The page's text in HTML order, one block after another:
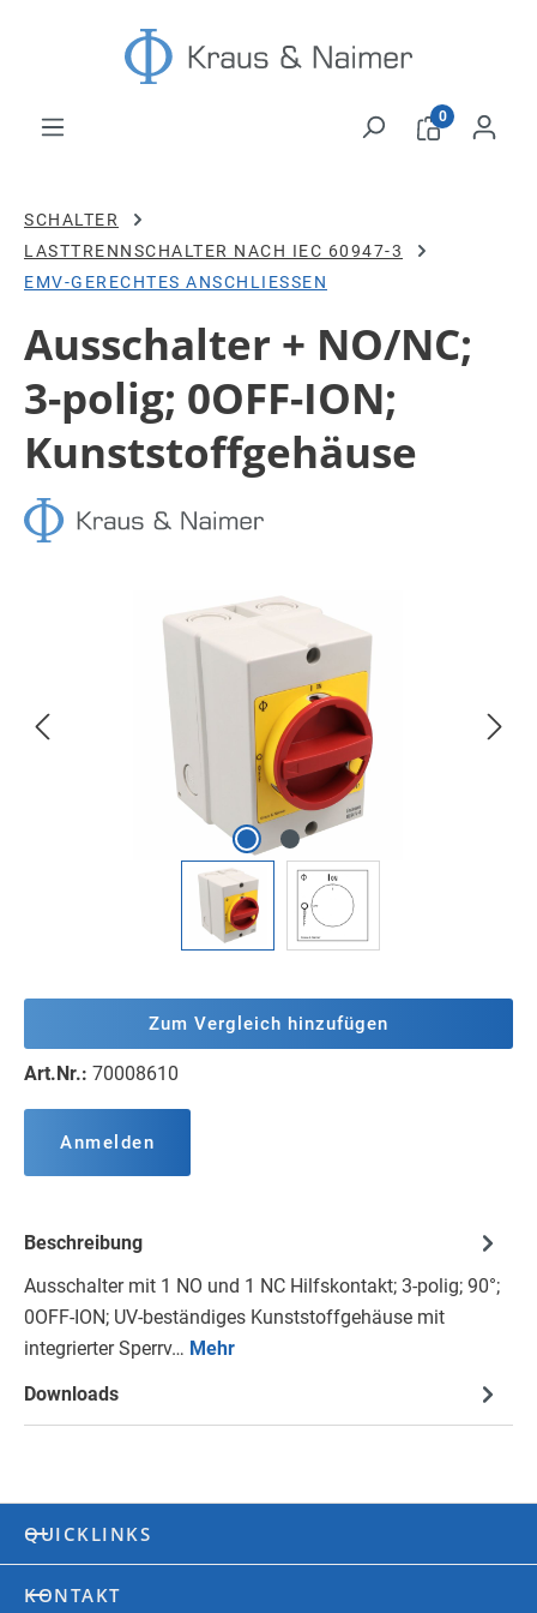
Zum Hauptinhalt springen
0
SCHALTER
LASTTRENNSCHALTER NACH IEC 60947-3
EMV-GERECHTES ANSCHLIESSEN
Ausschalter + NO/NC;
3-polig; 0OFF-ION;
Kunststoffgehäuse
Bildergalerie überspringen
Zum Vergleich hinzufügen
Art.Nr.: 70008610
Anmelden
Beschreibung
Ausschalter mit 1 NO und 1 NC Hilfskontakt; 3-polig; 90°;
0OFF-ION; UV-beständiges Kunststoffgehäuse mit
integrierter Sperrv… Mehr
Downloads
QUICKLINKS
KONTAKT